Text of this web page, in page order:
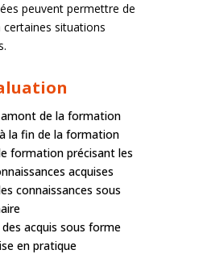
peuvent permettre de
situations
de la formation
la fin de la formation
formation précisant les
acquises
connaissances sous
acquis sous forme
en pratique